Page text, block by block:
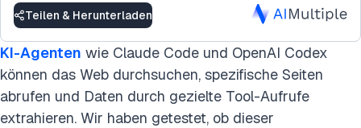
Teilen & Herunterladen
KI-Agenten wie Claude Code und OpenAI Codex
können das Web durchsuchen, spezifische Seiten
abrufen und Daten durch gezielte Tool-Aufrufe
extrahieren. Wir haben getestet, ob dieser